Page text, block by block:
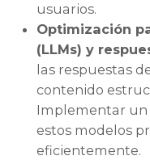
usuarios.
Optimización
(LLMs) y
las respuestas
contenido
Implementar un
estos modelos
eficientemente.